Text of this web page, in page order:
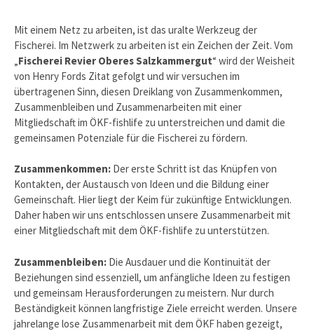
Mit einem Netz zu arbeiten, ist das uralte Werkzeug der
Fischerei. Im Netzwerk zu arbeiten ist ein Zeichen der Zeit. Vom
Fischerei Revier Oberes Salzkammergut“ wird der Weisheit
von Henry Fords Zitat gefolgt und wir versuchen im
übertragenen Sinn, diesen Dreiklang von Zusammenkommen,
Zusammenbleiben und Zusammenarbeiten mit einer
Mitgliedschaft im ÖKF-fishlife zu unterstreichen und damit die
gemeinsamen Potenziale für die Fischerei zu fördern.
Zusammenkommen: Der erste Schritt ist das Knüpfen von
Kontakten, der Austausch von Ideen und die Bildung einer
Gemeinschaft. Hier liegt der Keim für zukünftige Entwicklungen.
Daher haben wir uns entschlossen unsere Zusammenarbeit mit
einer Mitgliedschaft mit dem ÖKF-fishlife zu unterstützen.
Zusammenbleiben: Die Ausdauer und die Kontinuität der
Beziehungen sind essenziell, um anfängliche Ideen zu festigen
und gemeinsam Herausforderungen zu meistern. Nur durch
Beständigkeit können langfristige Ziele erreicht werden. Unsere
jahrelange lose Zusammenarbeit mit dem ÖKF haben gezeigt,